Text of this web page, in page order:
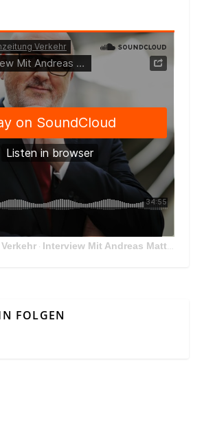
· Interview Mit Andreas Matthä, CEO der ÖBB Holding
FOLGEN